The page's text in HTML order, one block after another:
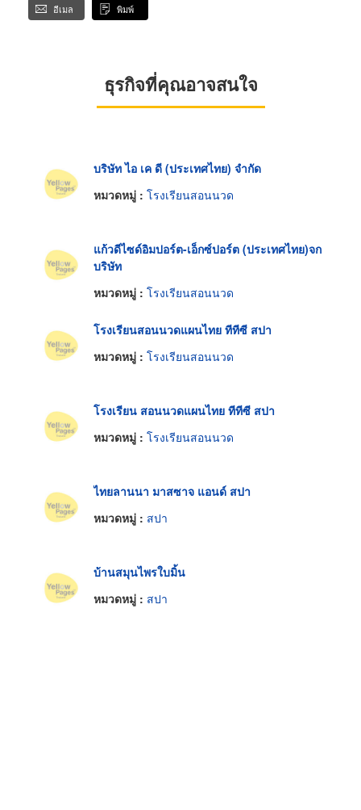
อีเมล พิมพ์
ธุรกิจที่คุณอาจสนใจ
บริษัท ไอ เค ดี (ประเทศไทย) จำกัด
หมวดหมู่ : โรงเรียนสอนนวด
แก้วดีไซด์อิมปอร์ต-เอ็กซ์ปอร์ต (ประเทศไทย)จก
บริษัท
หมวดหมู่ : โรงเรียนสอนนวด
โรงเรียนสอนนวดแผนไทย ทีทีซี สปา
หมวดหมู่ : โรงเรียนสอนนวด
โรงเรียน สอนนวดแผนไทย ทีทีซี สปา
หมวดหมู่ : โรงเรียนสอนนวด
ไทยลานนา มาสซาจ แอนด์ สปา
หมวดหมู่ : สปา
บ้านสมุนไพรใบมิ้น
หมวดหมู่ : สปา